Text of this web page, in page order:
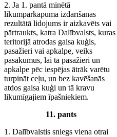
2. Ja 1. pantā minētā
likumpārkāpuma izdarīšanas
rezultātā lidojums ir aizkavēts vai
pārtraukts, katra Dalībvalsts, kuras
teritorijā atrodas gaisa kuģis,
pasažieri vai apkalpe, veiks
pasākumus, lai tā pasažieri un
apkalpe pēc iespējas ātrāk varētu
turpināt ceļu, un bez kavēšanās
atdos gaisa kuģi un tā kravu
likumīgajiem īpašniekiem.
11. pants
1. Dalībvalstis sniegs viena otrai